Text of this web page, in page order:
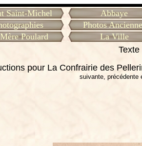
Saint-Michel
Abbaye
Photos
Poulard
La Ville
pour La Confrairie des
suivante, précédente